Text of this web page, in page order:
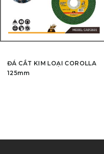
ĐÁ CẮT KIM LOẠI COROLLA
125mm